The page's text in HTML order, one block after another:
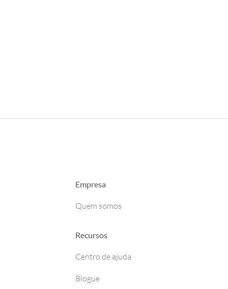
Empresa
Quem somos
Recursos
Centro de ajuda
Blogue